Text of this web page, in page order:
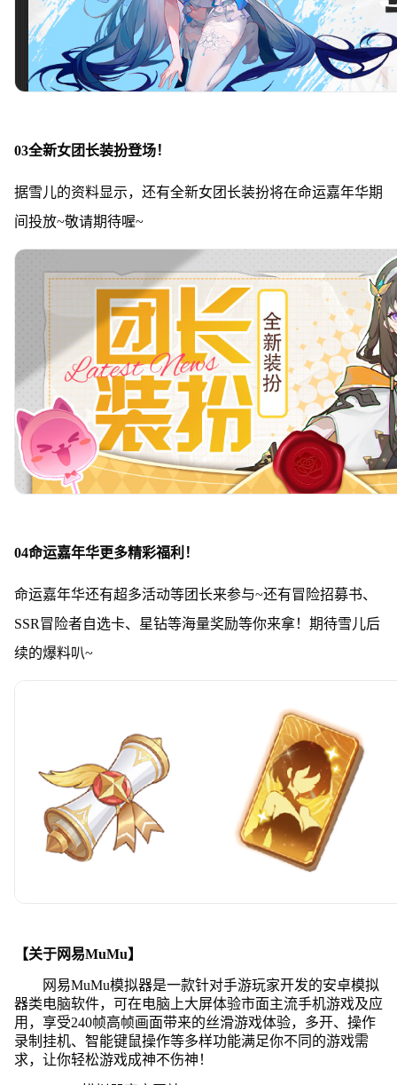
03全新女团长装扮登场！
据雪儿的资料显示，还有全新女团长装扮将在命运嘉年华期
间投放~敬请期待喔~
04命运嘉年华更多精彩福利！
命运嘉年华还有超多活动等团长来参与~还有冒险招募书、
SSR冒险者自选卡、星钻等海量奖励等你来拿！期待雪儿后
续的爆料叭~
【关于网易MuMu】
网易MuMu模拟器是一款针对手游玩家开发的安卓模拟
器类电脑软件，可在电脑上大屏体验市面主流手机游戏及应
用，享受240帧高帧画面带来的丝滑游戏体验，多开、操作
录制挂机、智能键鼠操作等多样功能满足你不同的游戏需
求，让你轻松游戏成神不伤神！